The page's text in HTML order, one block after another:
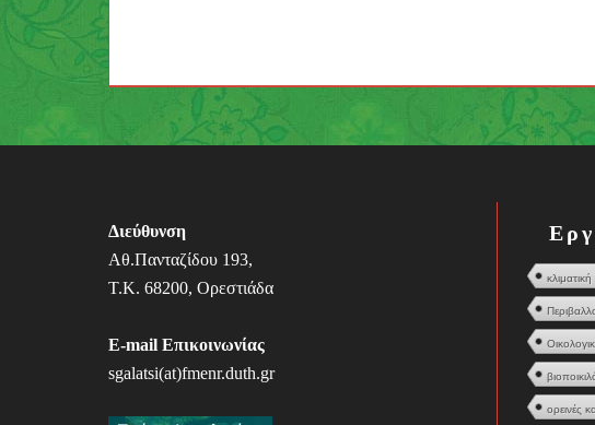
λ
γ
η
η
ά
Διεύθυνση
Αθ.Πανταζίδου 193,
Τ.Κ. 68200, Ορεστιάδα
E-mail Επικοινωνίας
sgalatsi(at)fmenr.duth.gr
ορεινές